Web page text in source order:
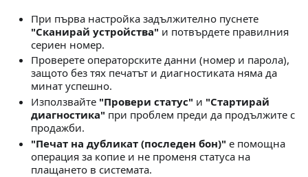
При първа настройка задължително пуснете
"Сканирай устройства" и потвърдете правилния
сериен номер.
Проверете операторските данни (номер и парола),
защото без тях печатът и диагностиката няма да
минат успешно.
Използвайте "Провери статус" и "Стартирай
диагностика" при проблем преди да продължите с
продажби.
"Печат на дубликат (последен бон)" е помощна
операция за копие и не променя статуса на
плащането в системата.